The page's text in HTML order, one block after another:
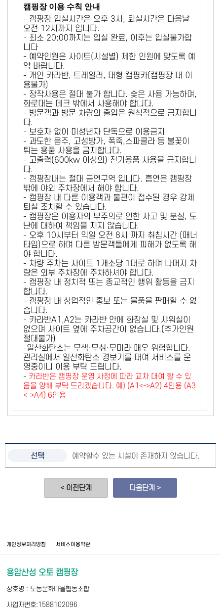
캠핑장 이용 수칙 안내
- 캠핑장 입실시간은 오후 3시, 퇴실시간은 다음날
오전 12시까지 입니다.
- 최소 20:00까지는 입실 완료, 이후는 입실불가합
니다
- 예약인원은 사이트(시설별) 제한 인원에 맞도록 예
약 바랍니다.
- 개인 카라반, 트레일러, 대형 캠핑카(캠핑장 내 이
용불가)
- 장작사용은 절대 불가 합니다. 숯은 사용 가능하며,
화로대는 데크 밖에서 사용해야 합니다.
- 방문객과 방문 차량의 출입은 원칙적으로 금지합니
다.
- 보호자 없이 미성년자 단독으로 이용금지
- 과도한 음주, 고성방가, 폭죽,스파클라 등 불꽃이
튀는 용품 사용을 금지합니다.
- 고출력(600kw 이상의) 전기용품 사용을 금지합니
다.
- 캠핑장내는 절대 금연구역 입니다. 흡연은 캠핑장
밖에 야외 주차장에서 해야 합니다.
- 캠핑장 내 다른 이용객과 불편이 접수된 경우 강제
퇴실 조치할 수 있습니다.
- 캠핑장은 이용자의 부주의로 인한 사고 및 분실, 도
난에 대하여 책임을 지지 않습니다.
- 오후 10시부터 익일 오전 8시 까지 취침시간 (매너
타임)으로 하며 다른 방문객들에게 피해가 없도록 해
야 합니다.
- 차량 주차는 사이트 1개소당 1대로 하며 나머지 차
량은 외부 주차장에 주차하셔야 합니다.
- 캠핑장 내 정치적 또는 종교적인 행위 활동을 금지
합니다.
- 캠핑장 내 상업적인 홍보 또는 물품을 판매할 수 없
습니다.
- 카라반A1,A2는 카라반 안에 화장실 및 샤워실이
없으며 사이트 옆에 주차공간이 없습니다.(추가인원
절대불가)
-일산화탄소는 무색·무취·무미라 매우 위험합니다.
관리실에서 일산화탄소 경보기를 대여 서비스를 운
영중이니 이용 부탁 드립니다.
- 카라반은 캠핑장 운영 사정에 따라 교차 대여 할 수 있
음을 양해 부탁 드리겠습니다. 예) (A1<->A2) 4인용 (A3
<->A4) 6인용
예약할수 있는 시설이 존재하지 않습니다.
< 이전단계 다음단계 >
개인정보처리방침 서비스이용약관
용암산성 오토 캠핑장
상호명 : 도동문화마을협동조합
사업자번호:1588102096